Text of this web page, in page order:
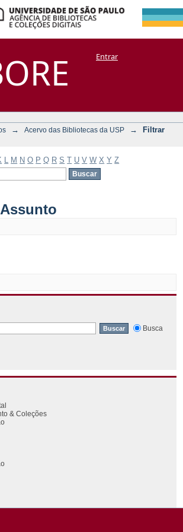
por:
Manakin + CoriscoEntrar
→ Acervo das Bibliotecas da USP →
Filtrar
M N O P Q R S T U V W X Y Z
Busca
& Coleções